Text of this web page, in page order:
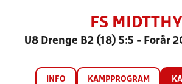
FS MIDTTHY
U8 Drenge B2 (18) 5:5 - Forår
INFO KAMPPROGRAM